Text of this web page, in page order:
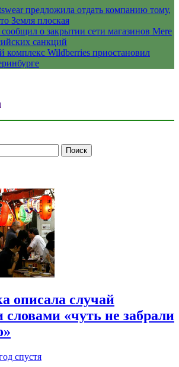
предложила отдать компанию тому,
Земля плоская
о закрытии сети магазинов Mere
санкций
комплекс Wildberries приостановил
описала случай
«чуть не забрали
спустя